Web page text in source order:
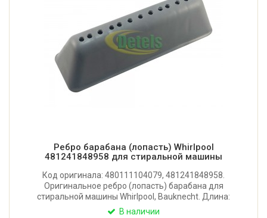
Ребро барабана (лопасть) Whirlpool
481241848958 для стиральной машины
Код оригинала: 480111104079, 481241848958.
Оригинальное ребро (лопасть) барабана для
стиральной машины Whirlpool, Bauknecht. Длина:
175 мм. Имеет 13 отверстий. Крепление: 4 защелки
В наличии